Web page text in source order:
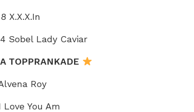
X.X.X.In
Sobel Lady Caviar
TOPPRANKADE
Roy
Love You Am